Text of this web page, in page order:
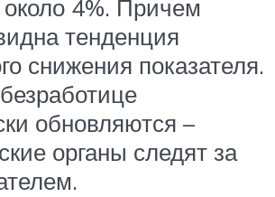
около 4%. Причем
тенденция
снижения показателя.
обновляются –
органы следят за